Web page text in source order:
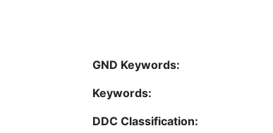
GND Keywords:
Keywords:
DDC Classification: